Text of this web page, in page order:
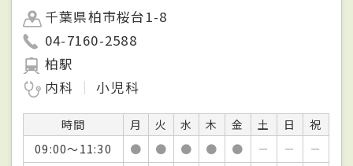
千葉県柏市桜台1-8
04-7160-2588
柏駅
内科
小児科
時間 月 火 水 木 金 土 日
祝
09:00～11:30
● ● ● ● ● － －
－